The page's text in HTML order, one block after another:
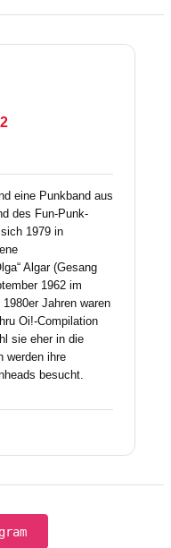
eine Punkband aus
des Fun-Punk-
1979 in
Algar (Gesang
1962 im
Jahren waren
Oi!-Compilation
sie eher in die
werden ihre
besucht.